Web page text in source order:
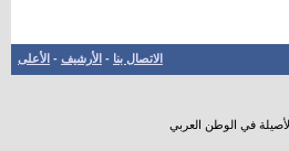
الاتصال بنا - الأرشيف - الأعلى
في الوطن العربي